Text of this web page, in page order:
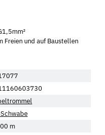
Freien und auf Baustellen
m